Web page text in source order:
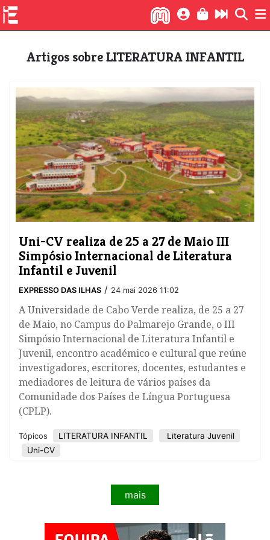
Artigos sobre LITERATURA INFANTIL
Uni-CV realiza de 25 a 27 de Maio III
Simpósio Internacional de Literatura
Infantil e Juvenil
EXPRESSO DAS ILHAS / 24 mai 2026 11:02
A Universidade de Cabo Verde realiza, de 25 a 27
de Maio, no Campus do Palmarejo Grande, o III
Simpósio Internacional de Literatura Infantil e
Juvenil, encontro académico e cultural que reúne
investigadores, escritores, docentes, estudantes e
mediadores de leitura de vários países da
Comunidade dos Países de Língua Portuguesa
(CPLP).
Tópicos LITERATURA INFANTIL
Literatura Juvenil
Uni-CV
mais